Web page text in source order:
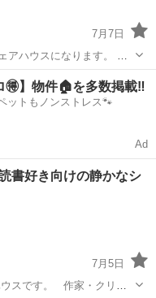
7月7日
アハウスになります。 現
なくゆる～い繋がりを保て
ス 庭付き
🉐】物件🏠を多数掲載‼️
ットもノンストレス🐾
Ad
書好き向けの静かなシ
7月5日
家・クリエ